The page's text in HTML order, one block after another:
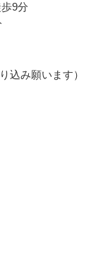
9分
込み願います）